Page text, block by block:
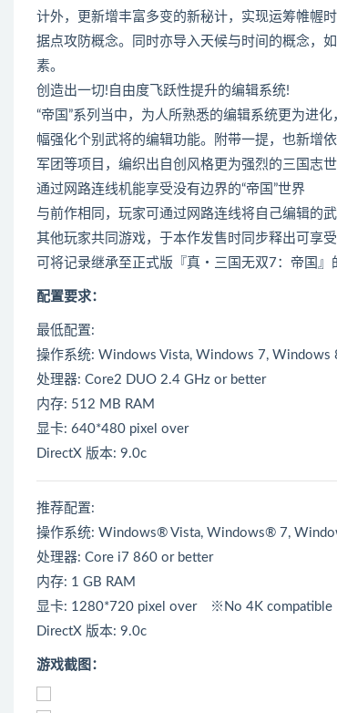
计外，更新增丰富多变的新秘计，实现运筹帷幄
据点攻防概念。同时亦导入天候与时间的概念，
素。
创造出一切!自由度飞跃性提升的编辑系统!
“帝国”系列当中，为人所熟悉的编辑系统更为进
幅强化个别武将的编辑功能。附带一提，也新增
军团等项目，编织出自创风格更为强烈的三国志世
通过网路连线机能享受没有边界的“帝国”世界
与前作相同，玩家可通过网路连线将自己编辑的
其他玩家共同游戏，于本作发售时同步释出可享
可将记录继承至正式版『真・三国无双7：帝国』
配置要求：
最低配置:
操作系统: Windows Vista, Windows 7, Windows
处理器: Core2 DUO 2.4 GHz or better
内存: 512 MB RAM
显卡: 640*480 pixel over
DirectX 版本: 9.0c
推荐配置:
操作系统: Windows® Vista, Windows® 7,
处理器: Core i7 860 or better
内存: 1 GB RAM
显卡: 1280*720 pixel over ※No 4K compatible
DirectX 版本: 9.0c
游戏截图：